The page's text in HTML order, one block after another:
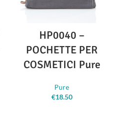
HP0040 –
POCHETTE PER
COSMETICI Pure
Pure
€18.50